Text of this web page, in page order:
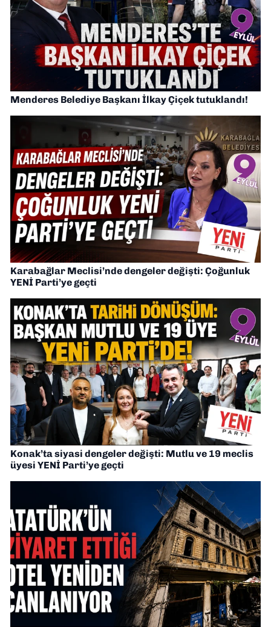
Menderes Belediye Başkanı İlkay Çiçek tutuklandı!
Karabağlar Meclisi’nde dengeler değişti: Çoğunluk
YENİ Parti’ye geçti
Konak’ta siyasi dengeler değişti: Mutlu ve 19 meclis
üyesi YENİ Parti’ye geçti